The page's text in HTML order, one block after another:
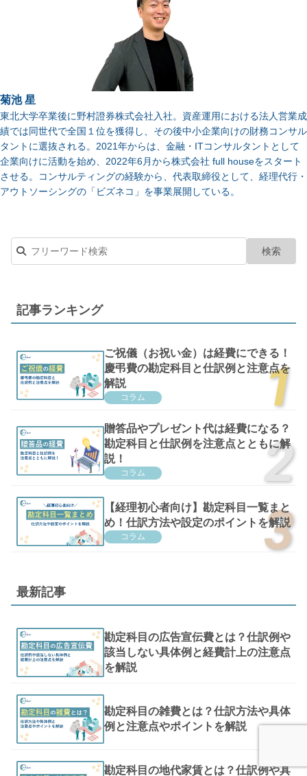
菊池 星
東北大学卒業後に野村證券株式会社入社。資産運用における法人営業成
績では同世代で全国１位を獲得し、その後中小企業向けの財務コンサル
タントに選抜される。2021年からは、金融・ITコンサルタントとして
企業向けに活動を始め、2022年6月から株式会社 full houseをスタート
させる。コンサルティングの経験から、代表取締役として、経理代行・
アウトソーシングの「ビズネコ」を事業展開している。
記事ランキング
ご祝儀（お祝い金）は経費にできる！
慶弔費の勘定科目と仕訳例と注意点を
解説
コラム
贈答品やプレゼント代は経費になる？
勘定科目と仕訳例を注意点とともに解
説！
コラム
【経理初心者向け】勘定科目一覧まと
め！仕訳方法や設定のポイントを解説
コラム
最新記事
勘定科目の広告宣伝費とは？仕訳例や
該当しない具体例と経費計上の注意点
を解説
勘定科目の雑費とは？仕訳方法や具体
例と注意点やポイントを解説
勘定科目の地代家賃とは？仕訳例や具